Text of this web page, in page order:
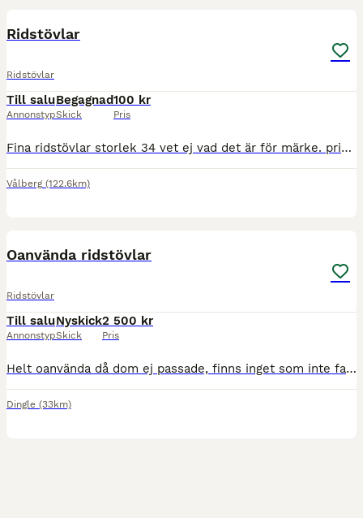
Ridstövlar
Ridstövlar
Till salu
Annonstyp
Begagnad
Skick
100 kr
Pris
Fina ridstövlar storlek 34 vet ej vad det är för märke. priset är diskuterabart svart inuti rena och fina
Vålberg (122.6km)
Oanvända ridstövlar
Ridstövlar
Till salu
Annonstyp
Nyskick
Skick
2 500 kr
Pris
Helt oanvända då dom ej passade, finns inget som inte fanns när jag fick hem dom. Fina ridstövlar som de inte är något fel på.
Dingle (33km)